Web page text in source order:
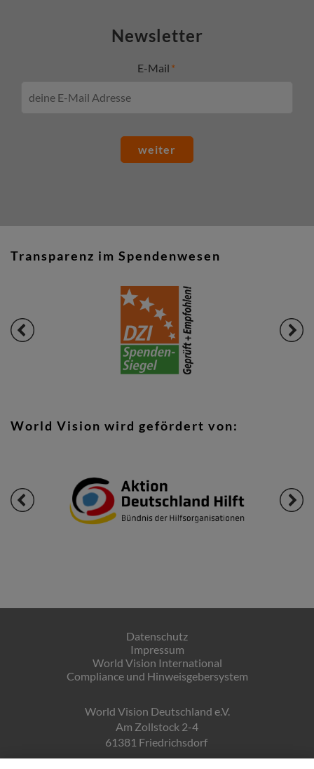
Newsletter
E-Mail
weiter
Transparenz im Spendenwesen
World Vision wird gefördert von:
Datenschutz
Impressum
World Vision International
Compliance und Hinweisgebersystem
World Vision Deutschland e.V.
Am Zollstock 2-4
61381 Friedrichsdorf